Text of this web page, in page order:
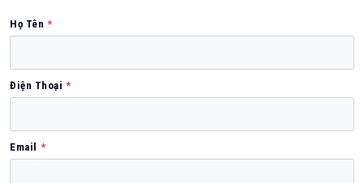
Họ Tên *
Điện Thoại *
Email *